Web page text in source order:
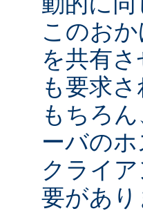
このお
を共有
も要求
もちろ
ーバの
クライ
要があり